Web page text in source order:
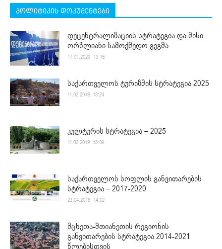
პოლიტიკის დოკუმენტები
დეცენტრალიზაციის სტრატეგია და მისი
ორწლიანი სამოქმედო გეგმა
17.01.2020. 13:16
საქართველოს ტურიზმის სტრატეგია 2025
11.02.2019. 18:24
კულტურის სტრატეგია – 2025
11.02.2019. 18:09
საქართველოს სოფლის განვითარების
სტრატეგია – 2017-2020
23.04.2018. 14:02
მცხეთა-მთიანეთის რეგიონის
განვითარების სტრატეგია 2014-2021
წლებისთვის